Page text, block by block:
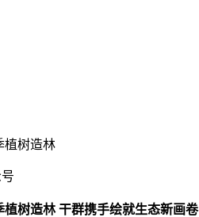
植树造林
树造林 干群携手绘就生态新画卷